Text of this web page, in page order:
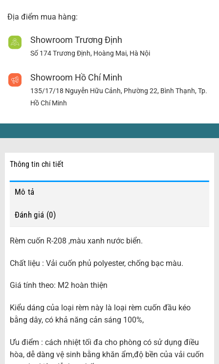
Địa điểm mua hàng:
Showroom Trương Định
Số 174 Trương Định, Hoàng Mai, Hà Nội
Showroom Hồ Chí Minh
135/17/18 Nguyễn Hữu Cảnh, Phường 22, Bình Thạnh, Tp.
Hồ Chí Minh
Thông tin chi tiết
Mô tả
Đánh giá (0)
Rèm cuốn R-208 ,màu xanh nước biển.
Chất liệu : Vải cuốn phủ polyester, chống bạc màu.
Giá tính theo: M2 hoàn thiện
Kiểu dáng của loại rèm này là loại rèm cuốn đầu kéo
bằng dây, có khả năng cản sáng 100%,
Ưu điểm : cách nhiệt tối đa cho phòng có sử dụng điều
hòa, dễ dàng vệ sinh bằng khăn ẩm,độ bền của vải cuốn